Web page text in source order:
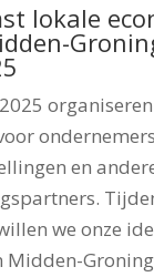
lokale
organiseren
en
we onze
Midden-